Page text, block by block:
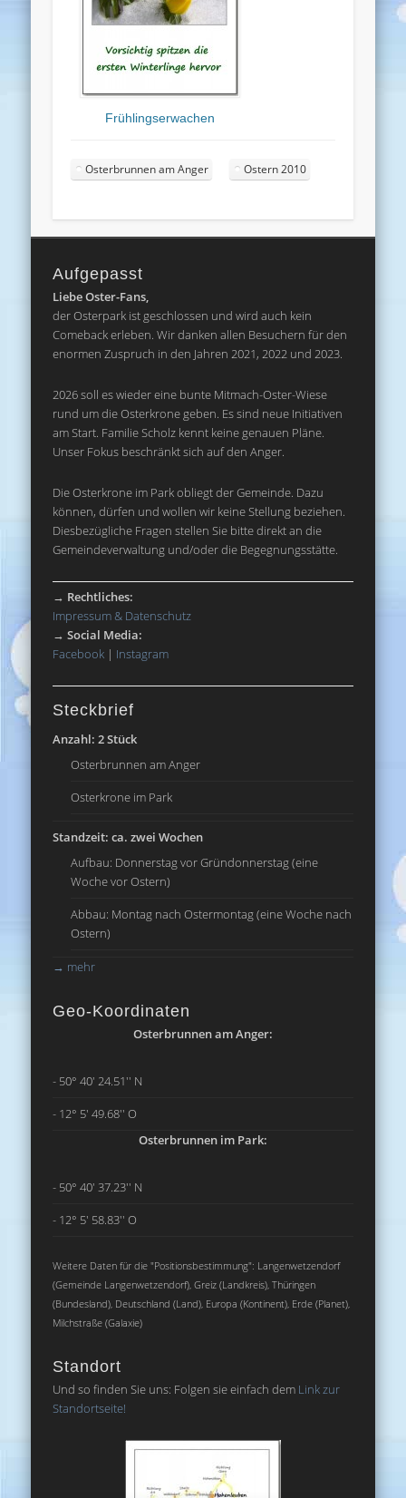
Frühlingserwachen
Osterbrunnen am Anger Ostern 2010
Aufgepasst
Liebe Oster-Fans,
der Osterpark ist geschlossen und wird auch kein
Comeback erleben. Wir danken allen Besuchern für den
enormen Zuspruch in den Jahren 2021, 2022 und 2023.
2026 soll es wieder eine bunte Mitmach-Oster-Wiese
rund um die Osterkrone geben. Es sind neue Initiativen
am Start. Familie Scholz kennt keine genauen Pläne.
Unser Fokus beschränkt sich auf den Anger.
Die Osterkrone im Park obliegt der Gemeinde. Dazu
können, dürfen und wollen wir keine Stellung beziehen.
Diesbezügliche Fragen stellen Sie bitte direkt an die
Gemeindeverwaltung und/oder die Begegnungsstätte.
→ Rechtliches:
Impressum & Datenschutz
→Social Media:
Facebook | Instagram
Steckbrief
Anzahl: 2 Stück
Osterbrunnen am Anger
Osterkrone im Park
Standzeit: ca. zwei Wochen
Aufbau: Donnerstag vor Gründonnerstag (eine
Woche vor Ostern)
Abbau: Montag nach Ostermontag (eine Woche nach
Ostern)
→ mehr
Geo-Koordinaten
Osterbrunnen am Anger:
- 50° 40' 24.51'' N
- 12° 5' 49.68'' O
Osterbrunnen im Park:
- 50° 40' 37.23'' N
- 12° 5' 58.83'' O
Weitere Daten für die "Positionsbestimmung": Langenwetzendorf
(Gemeinde Langenwetzendorf), Greiz (Landkreis), Thüringen
(Bundesland), Deutschland (Land), Europa (Kontinent), Erde (Planet),
Milchstraße (Galaxie)
Standort
Und so finden Sie uns: Folgen sie einfach dem Link zur
Standortseite!